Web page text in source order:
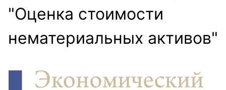
"Оценка стоимости
нематериальных активов"